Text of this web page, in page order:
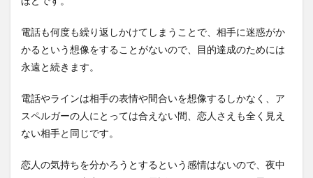
電話も何度も繰り返しかけてしまうことで、相手に迷惑がか
かるという想像をすることがないので、目的達成のためには
永遠と続きます。
電話やラインは相手の表情や間合いを想像するしかなく、ア
スペルガーの人にとっては合えない間、恋人さえも全く見え
ない相手と同じです。
恋人の気持ちを分かろうとするという感情はないので、夜中